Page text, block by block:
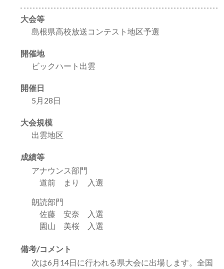
大会等
島根県高校放送コンテスト地区予選
開催地
ビックハート出雲
開催日
5月28日
大会規模
出雲地区
成績等
アナウンス部門
道前 まり 入選
朗読部門
佐藤 安奈 入選
園山 美桜 入選
備考/コメント
次は6月14日に行われる県大会に出場します。全国